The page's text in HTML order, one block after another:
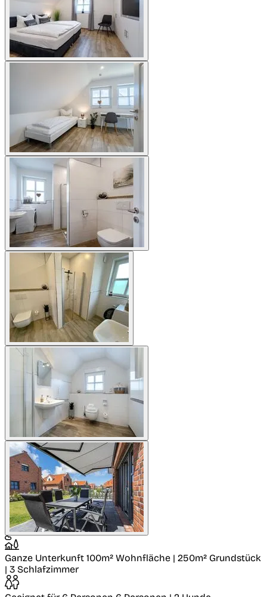
Ganze Unterkunft 100m² Wohnfläche | 250m² Grundstück
| 3 Schlafzimmer